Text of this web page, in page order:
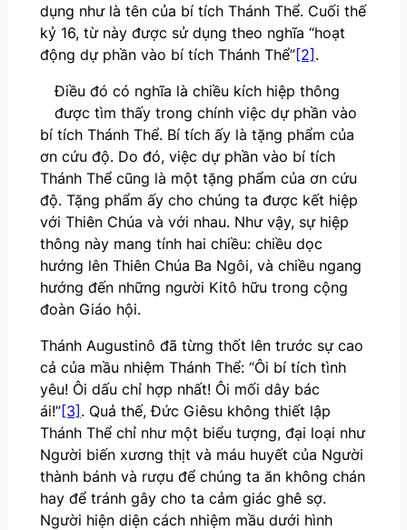
dụng như là tên của bí tích Thánh Thể. Cuối thế
kỷ 16, từ này được sử dụng theo nghĩa “hoạt
động dự phần vào bí tích Thánh Thể”[2].
Điều đó có nghĩa là chiều kích hiệp thông
được tìm thấy trong chính việc dự phần vào
bí tích Thánh Thể. Bí tích ấy là tặng phẩm của
ơn cứu độ. Do đó, việc dự phần vào bí tích
Thánh Thể cũng là một tặng phẩm của ơn cứu
độ. Tặng phẩm ấy cho chúng ta được kết hiệp
với Thiên Chúa và với nhau. Như vậy, sự hiệp
thông này mang tính hai chiều: chiều dọc
hướng lên Thiên Chúa Ba Ngôi, và chiều ngang
hướng đến những người Kitô hữu trong cộng
đoàn Giáo hội.
Thánh Augustinô đã từng thốt lên trước sự cao
cả của mầu nhiệm Thánh Thể: “Ôi bí tích tình
yêu! Ôi dấu chỉ hợp nhất! Ôi mối dây bác
ái!”[3]. Quả thế, Đức Giêsu không thiết lập
Thánh Thể chỉ như một biểu tượng, đại loại như
Người biến xương thịt và máu huyết của Người
thành bánh và rượu để chúng ta ăn không chán
hay để tránh gây cho ta cảm giác ghê sợ.
Người hiện diện cách nhiệm mầu dưới hình